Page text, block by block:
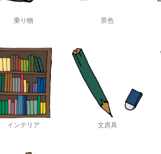
乗り物 景色
インテリア 文房具